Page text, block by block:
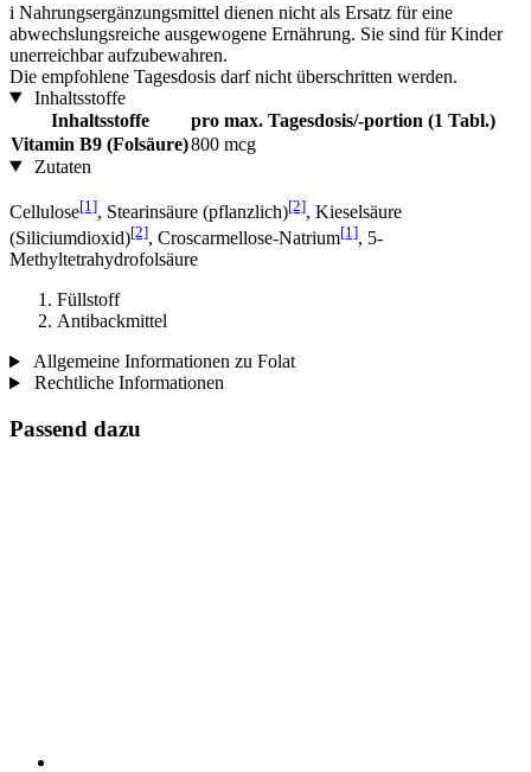
i Nahrungsergänzungsmittel dienen nicht als Ersatz für eine
abwechslungsreiche ausgewogene Ernährung. Sie sind für Kinder
unerreichbar aufzubewahren.
Die empfohlene Tagesdosis darf nicht überschritten werden.
Inhaltsstoffe
Inhaltsstoffe
pro max. Tagesdosis/-portion (1 Tabl.)
Vitamin B9 (Folsäure)800 mcg
Zutaten
Cellulose[1], Stearinsäure (pflanzlich)[2], Kieselsäure
(Siliciumdioxid)[2], Croscarmellose-Natrium[1], 5-
Methyltetrahydrofolsäure
Füllstoff
Antibackmittel
Allgemeine Informationen zu Folat
Rechtliche Informationen
Passend dazu